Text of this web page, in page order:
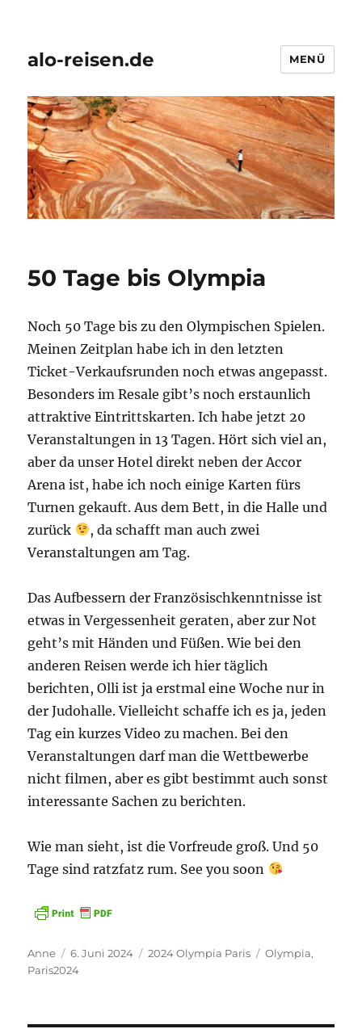
alo-reisen.de MENÜ
50 Tage bis Olympia
Noch 50 Tage bis zu den Olympischen Spielen.
Meinen Zeitplan habe ich in den letzten
Ticket-Verkaufsrunden noch etwas angepasst.
Besonders im Resale gibt’s noch erstaunlich
attraktive Eintrittskarten. Ich habe jetzt 20
Veranstaltungen in 13 Tagen. Hört sich viel an,
aber da unser Hotel direkt neben der Accor
Arena ist, habe ich noch einige Karten fürs
Turnen gekauft. Aus dem Bett, in die Halle und
zurück
, da schafft man auch zwei
Veranstaltungen am Tag.
Das Aufbessern der Französischkenntnisse ist
etwas in Vergessenheit geraten, aber zur Not
geht’s mit Händen und Füßen. Wie bei den
anderen Reisen werde ich hier täglich
berichten, Olli ist ja erstmal eine Woche nur in
der Judohalle. Vielleicht schaffe ich es ja, jeden
Tag ein kurzes Video zu machen. Bei den
Veranstaltungen darf man die Wettbewerbe
nicht filmen, aber es gibt bestimmt auch sonst
interessante Sachen zu berichten.
Wie man sieht, ist die Vorfreude groß. Und 50
Tage sind ratzfatz rum. See you soon
Autor
Anne
Veröffentlicht
am
6. Juni 2024 Kategorien
2024 Olympia Paris Schlagwörter
Olympia,
Paris2024